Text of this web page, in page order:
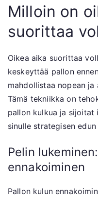
Milloin on
suorittaa
Oikea aika suorittaa
keskeyttää pallon
mahdollistaa nopean ja
Tämä tekniikka on
pallon kulkua ja sijoitat
sinulle strategisen
Pelin
ennakoiminen
Pallon kulun